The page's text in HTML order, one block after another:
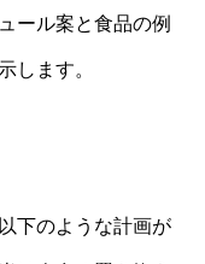
ール案と食品の例
します。
下のような計画が